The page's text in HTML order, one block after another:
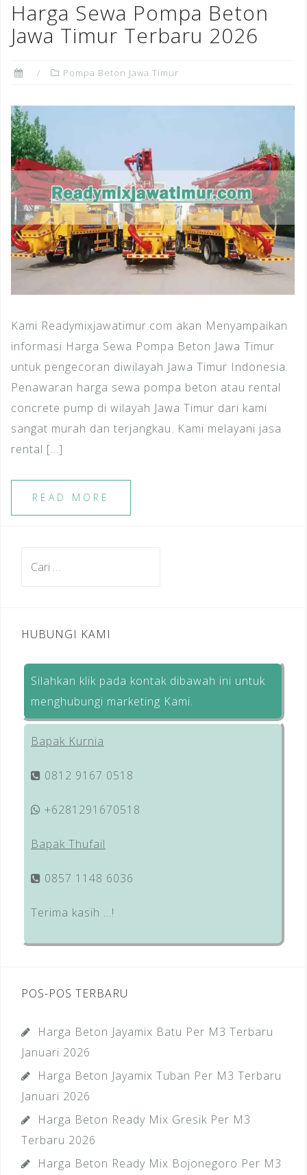
Harga Sewa Pompa Beton
Jawa Timur Terbaru 2026
Pompa Beton Jawa Timur
Kami Readymixjawatimur.com akan Menyampaikan
informasi Harga Sewa Pompa Beton Jawa Timur
untuk pengecoran diwilayah Jawa Timur Indonesia.
Penawaran harga sewa pompa beton atau rental
concrete pump di wilayah Jawa Timur dari kami
sangat murah dan terjangkau. Kami melayani jasa
rental […]
READ MORE
HUBUNGI KAMI
Silahkan klik pada kontak dibawah ini untuk
menghubungi marketing Kami.
Bapak Kurnia
0812 9167 0518
+6281291670518
Bapak Thufail
0857 1148 6036
Terima kasih …!
POS-POS TERBARU
Harga Beton Jayamix Batu Per M3 Terbaru
Januari 2026
Harga Beton Jayamix Tuban Per M3 Terbaru
Januari 2026
Harga Beton Ready Mix Gresik Per M3
Terbaru 2026
Harga Beton Ready Mix Bojonegoro Per M3